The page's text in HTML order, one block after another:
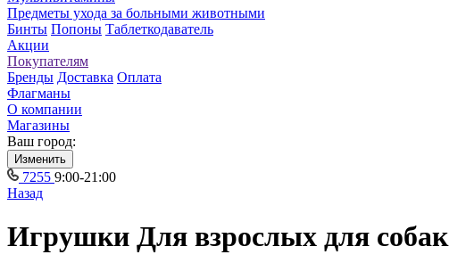
Предметы ухода за больными животными
Бинты Попоны Таблеткодаватель
Акции
Покупателям
Бренды Доставка Оплата
Флагманы
О компании
Магазины
Ваш город:
Изменить
7255 9:00-21:00
Назад
Игрушки Для взрослых для собак